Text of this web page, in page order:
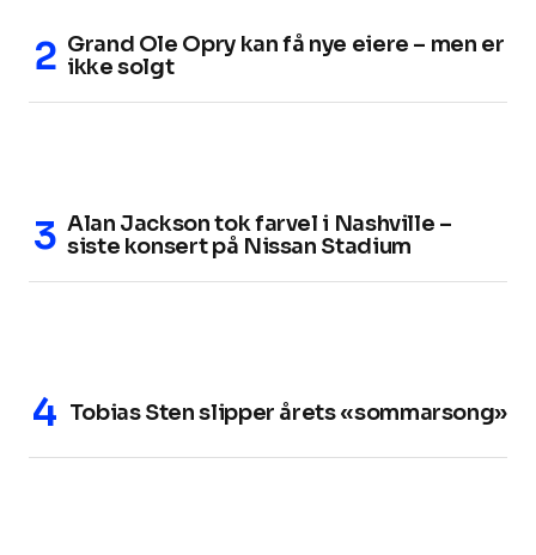
Grand Ole Opry kan få nye eiere – men er
ikke solgt
Alan Jackson tok farvel i Nashville –
siste konsert på Nissan Stadium
Tobias Sten slipper årets «sommarsong»